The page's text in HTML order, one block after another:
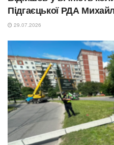
Підгаєцької РДА
29.07.2026